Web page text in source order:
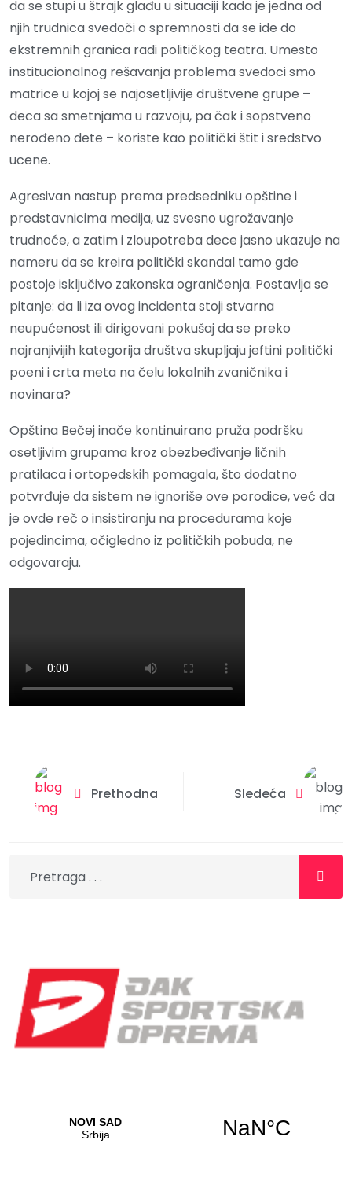
da se stupi u štrajk glađu u situaciji kada je jedna od
njih trudnica svedoči o spremnosti da se ide do
ekstremnih granica radi političkog teatra. Umesto
institucionalnog rešavanja problema svedoci smo
matrice u kojoj se najosetljivije društvene grupe –
deca sa smetnjama u razvoju, pa čak i sopstveno
nerođeno dete – koriste kao politički štit i sredstvo
ucene.
Agresivan nastup prema predsedniku opštine i
predstavnicima medija, uz svesno ugrožavanje
trudnoće, a zatim i zloupotreba dece jasno ukazuje na
nameru da se kreira politički skandal tamo gde
postoje isključivo zakonska ograničenja. Postavlja se
pitanje: da li iza ovog incidenta stoji stvarna
neupućenost ili dirigovani pokušaj da se preko
najranjivijih kategorija društva skupljaju jeftini politički
poeni i crta meta na čelu lokalnih zvaničnika i
novinara?
Opština Bečej inače kontinuirano pruža podršku
osetljivim grupama kroz obezbeđivanje ličnih
pratilaca i ortopedskih pomagala, što dodatno
potvrđuje da sistem ne ignoriše ove porodice, već da
je ovde reč o insistiranju na procedurama koje
pojedincima, očigledno iz političkih pobuda, ne
odgovaraju.
Prethodna Sledeća